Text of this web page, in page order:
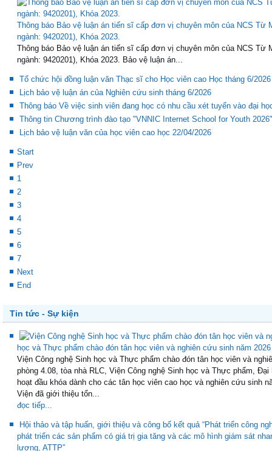
Thông báo Bảo vệ luận án tiến sĩ cấp đơn vị chuyên môn của NCS Từ
ngành: 9420201), Khóa 2023.
Thông báo Bảo vệ luận án tiến sĩ cấp đơn vị chuyên môn của NCS Từ
Tổ chức hội đồng luận văn Thạc sĩ cho Học viên cao Học tháng 6/2026
Lịch bảo vệ luận án của Nghiên cứu sinh tháng 6/2026
Thông báo Về việc sinh viên đang học có nhu cầu xét tuyển vào đại
Thông tin Chương trình đào tạo "VNNIC Internet School for Youth 2026"
Start
Prev
1
2
3
4
5
6
7
Next
Tin tức - Sự kiện
học và Thực phẩm chào đón tân học viên và nghiên cứu sinh năm 2026
Viện Công nghệ Sinh học và Thực phẩm chào đón tân học viên và
phòng 4.08, tòa nhà RLC, Viện Công nghệ Sinh học và Thực phẩm,
hoạt đầu khóa dành cho các tân học viên cao học và nghiên cứu sinh
Viện đã giới thiệu tổn...
Hội thảo và tập huấn, giới thiệu và công bố kết quả “Phát triển công
phát triển các sản phẩm có giá trị gia tăng và các mô hình giám sát